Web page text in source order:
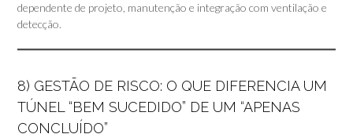
dependente de projeto, manutenção e integração com ventilação e
detecção.
8) GESTÃO DE RISCO: O QUE DIFERENCIA UM
TÚNEL “BEM SUCEDIDO” DE UM “APENAS
CONCLUÍDO”